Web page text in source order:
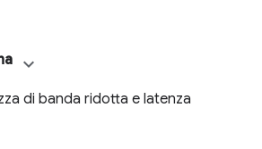
di banda ridotta e latenza